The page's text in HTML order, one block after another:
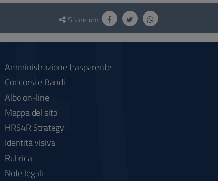
Questionnaire
social
Share on:
Amministrazione trasparente
Concorsi e Bandi
Albo on-line
Mappa del sito
HRS4R Strategy
Identità visiva
Rubrica
Note legali